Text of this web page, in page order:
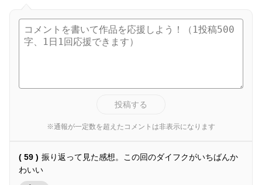
投稿する
※通報が一定数を超えたコメントは非表示になります
( 59 ) 振り返って見た感想。この回のダイフクがいちばんか
わいい